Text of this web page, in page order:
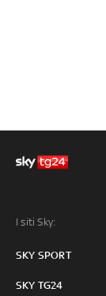
I siti Sky:
SKY SPORT
SKY TG24